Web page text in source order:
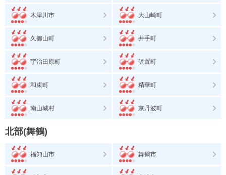
木津川市 大山崎町
久御山町 井手町
宇治田原町 笠置町
和束町 精華町
南山城村 京丹波町
北部(舞鶴)
福知山市 舞鶴市